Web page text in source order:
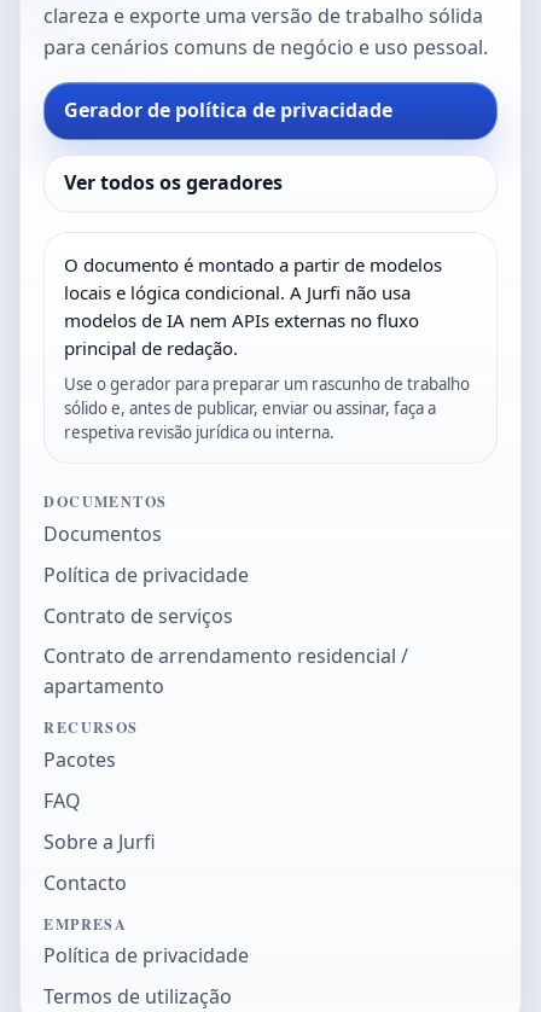
clareza e exporte uma versão de trabalho sólida
para cenários comuns de negócio e uso pessoal.
Gerador de política de privacidade
Ver todos os geradores
O documento é montado a partir de modelos
locais e lógica condicional. A Jurfi não usa
modelos de IA nem APIs externas no fluxo
principal de redação.
Use o gerador para preparar um rascunho de trabalho
sólido e, antes de publicar, enviar ou assinar, faça a
respetiva revisão jurídica ou interna.
DOCUMENTOS
Documentos
Política de privacidade
Contrato de serviços
Contrato de arrendamento residencial /
apartamento
RECURSOS
Pacotes
FAQ
Sobre a Jurfi
Contacto
EMPRESA
Política de privacidade
Termos de utilização